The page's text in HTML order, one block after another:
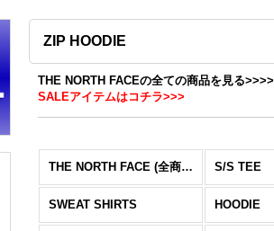
ZIP HOODIE
THE NORTH FACEの全ての商品を見る>>>>
SALEアイテムはコチラ>>>
THE NORTH FACE (全商品) S/S TEE
SWEAT SHIRTS HOODIE